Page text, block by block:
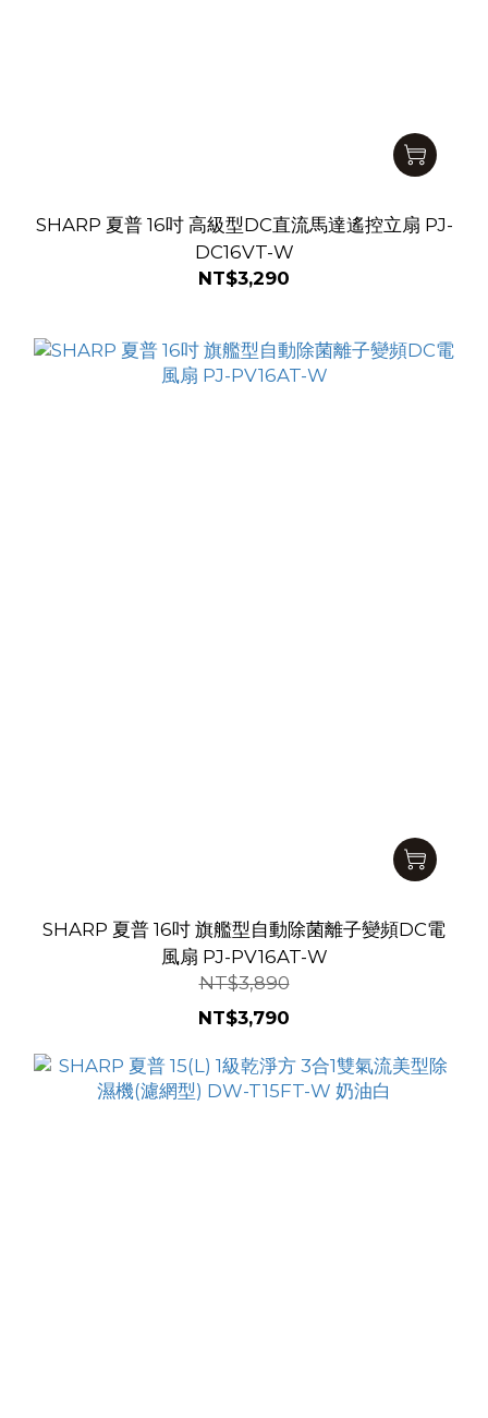
SHARP 夏普 16吋 高級型DC直流馬達遙控立扇 PJ-
DC16VT-W
NT$3,290
SHARP 夏普 16吋 旗艦型自動除菌離子變頻DC電
風扇 PJ-PV16AT-W
NT$3,890
NT$3,790